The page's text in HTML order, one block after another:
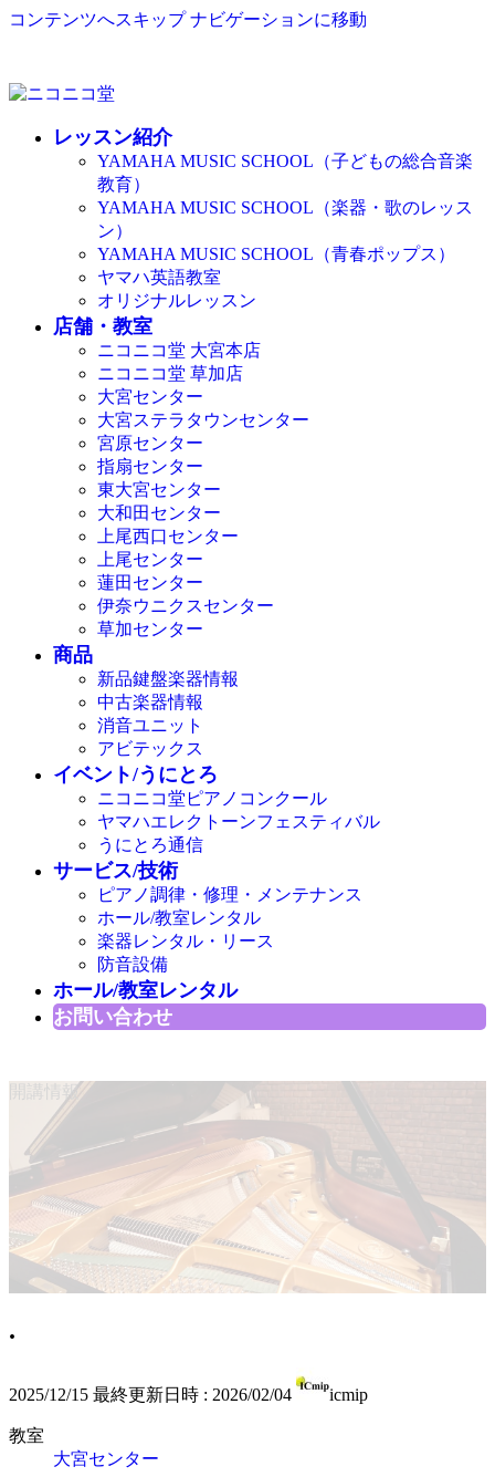
コンテンツへスキップ ナビゲーションに移動
レッスン紹介
YAMAHA MUSIC SCHOOL（子どもの総合音楽
教育）
YAMAHA MUSIC SCHOOL（楽器・歌のレッス
ン）
YAMAHA MUSIC SCHOOL（青春ポップス）
ヤマハ英語教室
オリジナルレッスン
店舗・教室
ニコニコ堂 大宮本店
ニコニコ堂 草加店
大宮センター
大宮ステラタウンセンター
宮原センター
指扇センター
東大宮センター
大和田センター
上尾西口センター
上尾センター
蓮田センター
伊奈ウニクスセンター
草加センター
商品
新品鍵盤楽器情報
中古楽器情報
消音ユニット
アビテックス
イベント/うにとろ
ニコニコ堂ピアノコンクール
ヤマハエレクトーンフェスティバル
うにとろ通信
サービス/技術
ピアノ調律・修理・メンテナンス
ホール/教室レンタル
楽器レンタル・リース
防音設備
ホール/教室レンタル
お問い合わせ
開講情報
.
2025/12/15 最終更新日時 : 2026/02/04 icmip
教室
大宮センター